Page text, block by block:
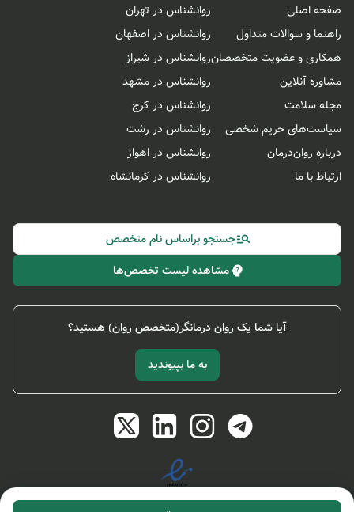
صفحه اصلی
راهنما و سوالات متداول
همکاری و عضویت متخصصان
مشاوره آنلاین
مجله سلامت
سیاست‌های حریم شخصی
درباره روان‌درمان
ارتباط با ما
روانشناس در تهران
روانشناس در اصفهان
روانشناس در شیراز
روانشناس در مشهد
روانشناس در کرج
روانشناس در رشت
روانشناس در اهواز
روانشناس در کرمانشاه
جستجو براساس نام متخصص
مشاهده لیست تخصص‌ها
آیا شما یک روان درمانگر(متخصص روان) هستید؟
به ما بپیوندید